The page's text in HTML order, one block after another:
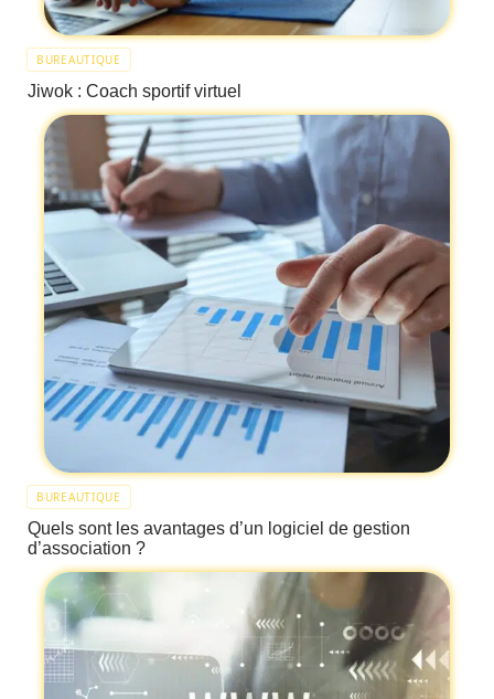
BUREAUTIQUE
Jiwok : Coach sportif virtuel
BUREAUTIQUE
Quels sont les avantages d’un logiciel de gestion
d’association ?